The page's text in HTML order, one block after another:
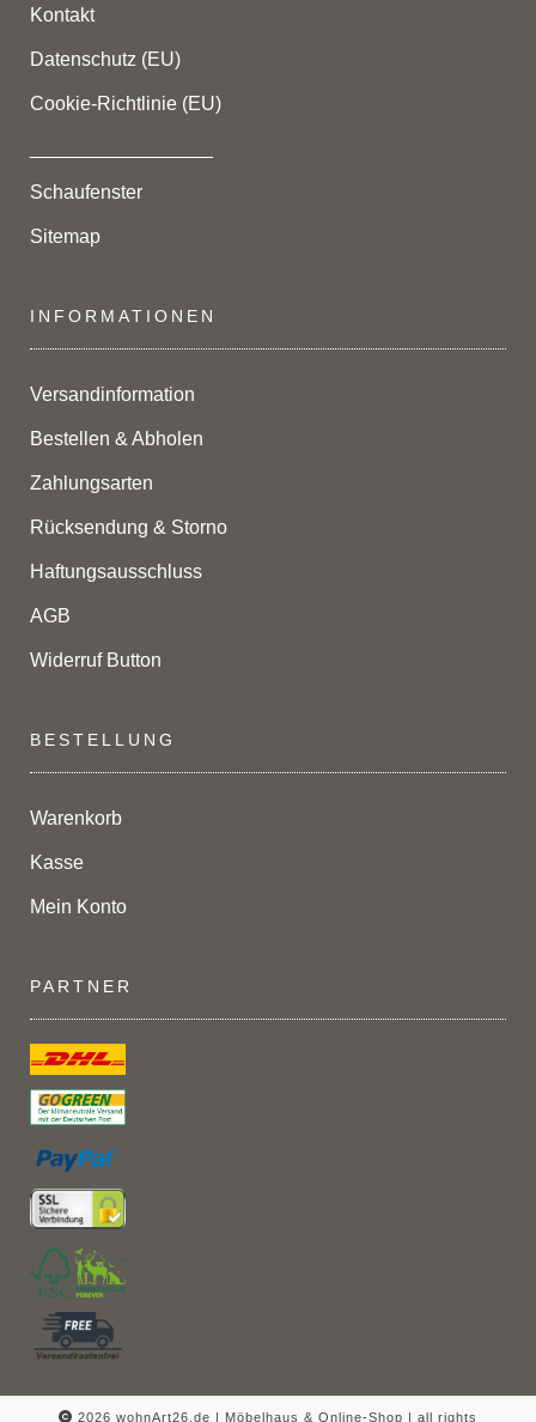
Kontakt
Datenschutz (EU)
Cookie-Richtlinie (EU)
Schaufenster
Sitemap
INFORMATIONEN
Versandinformation
Bestellen & Abholen
Zahlungsarten
Rücksendung & Storno
Haftungsausschluss
AGB
Widerruf Button
BESTELLUNG
Warenkorb
Kasse
Mein Konto
PARTNER
2026 wohnArt26.de | Möbelhaus & Online-Shop | all rights